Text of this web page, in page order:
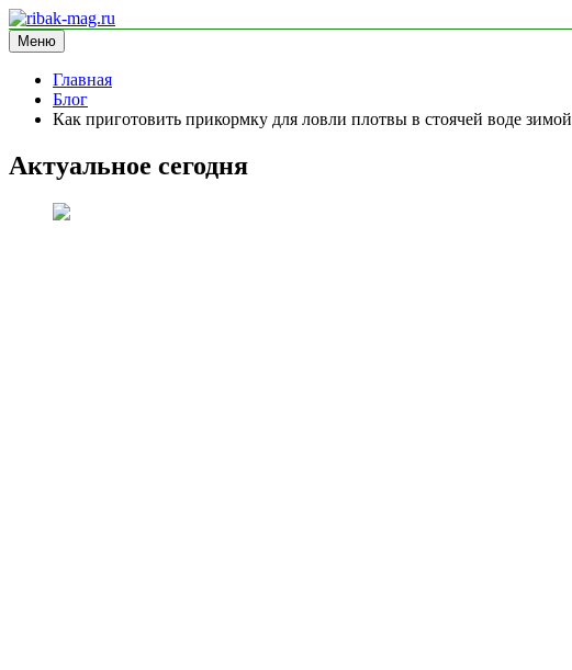
Перейти
к
содержимому
ribak-mag.ru
блог про рыбалку
Меню
Главная
Блог
Как приготовить прикормку для ловли плотвы в стоячей воде зимой
Актуальное сегодня